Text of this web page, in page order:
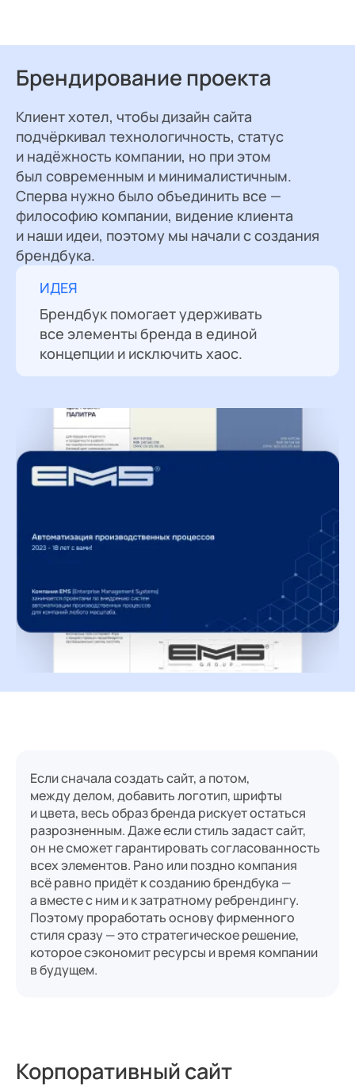
Брендирование проекта
Клиент хотел, чтобы дизайн сайта
подчёркивал технологичность, статус
и надёжность компании, но при этом
был современным и минималистичным.
Сперва нужно было объединить все —
философию компании, видение клиента
и наши идеи, поэтому мы начали с создания
брендбука.
ИДЕЯ
Брендбук помогает удерживать
все элементы бренда в единой
концепции и исключить хаос.
Если сначала создать сайт, а потом,
между делом, добавить логотип, шрифты
и цвета, весь образ бренда рискует остаться
разрозненным. Даже если стиль задаст сайт,
он не сможет гарантировать согласованность
всех элементов. Рано или поздно компания
всё равно придёт к созданию брендбука —
а вместе с ним и к затратному ребрендингу.
Поэтому проработать основу фирменного
стиля сразу — это стратегическое решение,
которое сэкономит ресурсы и время компании
в будущем.
Корпоративный сайт